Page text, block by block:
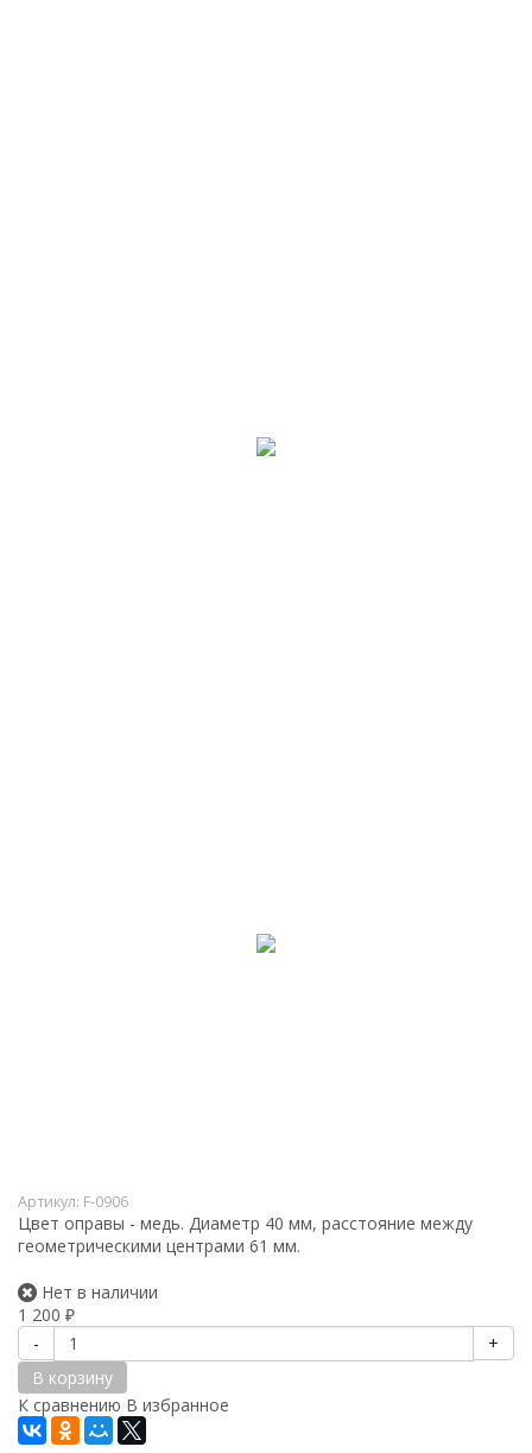
Артикул: F-0906
Цвет оправы - медь. Диаметр 40 мм, расстояние между
геометрическими центрами 61 мм.
Нет в наличии
1 200 ₽
-
+
В корзину
К сравнению В избранное